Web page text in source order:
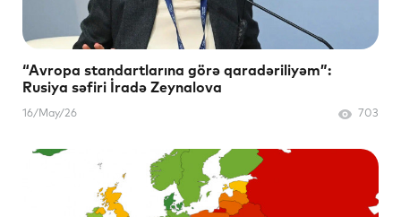
“Avropa standartlarına görə qaradəriliyəm”:
Rusiya səfiri İradə Zeynalova
16/May/26 703